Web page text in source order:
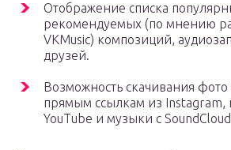
Отображение списка
рекомендуемых (по мнению
VKMusic) композиций,
друзей.
Возможность скачивания
прямым ссылкам из Instagram,
YouTube и музыки с